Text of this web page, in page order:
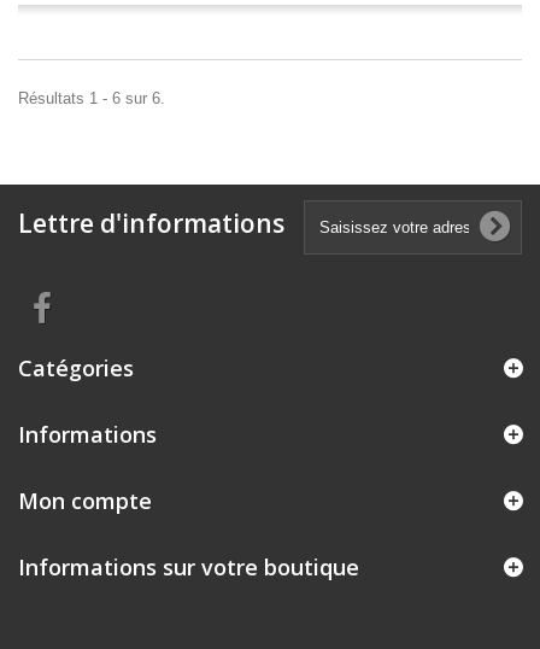
Résultats 1 - 6 sur 6.
Lettre d'informations
Catégories
Informations
Mon compte
Informations sur votre boutique